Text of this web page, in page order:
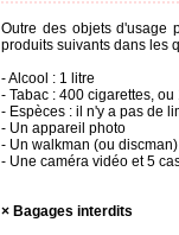
Outre des objets d'usage
produits suivants dans les
- Alcool : 1 litre
- Tabac : 400 cigarettes,
- Espèces : il n'y a pas de
- Un appareil photo
- Un walkman (ou discman)
- Une caméra vidéo et 5
Bagages interdits